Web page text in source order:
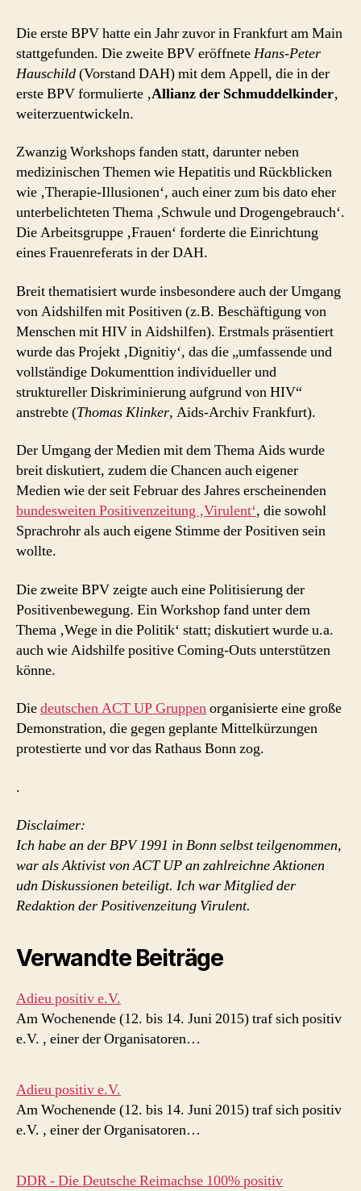
Die erste BPV hatte ein Jahr zuvor in Frankfurt am Main
stattgefunden. Die zweite BPV eröffneteHans-Peter
Hauschild(Vorstand DAH) mit dem Appell, die in der
erste BPV formulierte ‚Allianz der Schmuddelkinder‚
weiterzuentwickeln.
Zwanzig Workshops fanden statt, darunter neben
medizinischen Themen wie Hepatitis und Rückblicken
wie ‚Therapie-Illusionen‘, auch einer zum bis dato eher
unterbelichteten Thema ‚Schwule und Drogengebrauch‘.
Die Arbeitsgruppe ‚Frauen‘ forderte die Einrichtung
eines Frauenreferats in der DAH.
Breit thematisiert wurde insbesondere auch der Umgang
von Aidshilfen mit Positiven (z.B. Beschäftigung von
Menschen mit HIV in Aidshilfen). Erstmals präsentiert
wurde das Projekt ‚Dignitiy‘, das die „umfassende und
vollständige Dokumenttion individueller und
struktureller Diskriminierung aufgrund von HIV“
anstrebte (Thomas Klinker, Aids-Archiv Frankfurt).
Der Umgang der Medien mit dem Thema Aids wurde
breit diskutiert, zudem die Chancen auch eigener
Medien wie der seit Februar des Jahres erscheinenden
bundesweiten Positivenzeitung ‚Virulent‘, die sowohl
Sprachrohr als auch eigene Stimme der Positiven sein
wollte.
Die zweite BPV zeigte auch eine Politisierung der
Positivenbewegung. Ein Workshop fand unter dem
Thema ‚Wege in die Politik‘ statt; diskutiert wurde u.a.
auch wie Aidshilfe positive Coming-Outs unterstützen
könne.
Diedeutschen ACT UP Gruppenorganisierte eine große
Demonstration, die gegen geplante Mittelkürzungen
protestierte und vor das Rathaus Bonn zog.
.
Disclaimer:
Ich habe an der BPV 1991 in Bonn selbst teilgenommen,
war als Aktivist von ACT UP an zahlreichne Aktionen
udn Diskussionen beteiligt. Ich war Mitglied der
Redaktion der Positivenzeitung Virulent.
Verwandte Beiträge
Adieu positiv e.V.
Am Wochenende (12. bis 14. Juni 2015) traf sich positiv
e.V. , einer der Organisatoren…
Adieu positiv e.V.
Am Wochenende (12. bis 14. Juni 2015) traf sich positiv
e.V. , einer der Organisatoren…
DDR - Die Deutsche Reimachse 100% positiv